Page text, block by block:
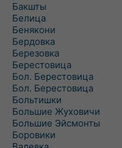
Бакшты
Белица
Бенякони
Бердовка
Березовка
Берестовица
Бол. Берестовица
Бол. Берестовица
Больтишки
Большие Жуховичи
Большие Эйсмонты
Боровики